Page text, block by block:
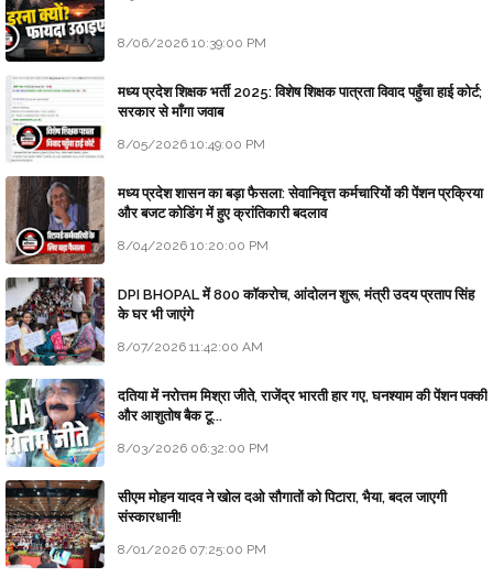
8/06/2026 10:39:00 PM
मध्य प्रदेश शिक्षक भर्ती 2025: विशेष शिक्षक पात्रता विवाद पहुँचा हाई कोर्ट;
सरकार से माँगा जवाब
8/05/2026 10:49:00 PM
मध्य प्रदेश शासन का बड़ा फैसला: सेवानिवृत्त कर्मचारियों की पेंशन प्रक्रिया
और बजट कोडिंग में हुए क्रांतिकारी बदलाव
8/04/2026 10:20:00 PM
DPI BHOPAL में 800 कॉकरोच, आंदोलन शुरू, मंत्री उदय प्रताप सिंह
के घर भी जाएंगे
8/07/2026 11:42:00 AM
दतिया में नरोत्तम मिश्रा जीते, राजेंद्र भारती हार गए, घनश्याम की पेंशन पक्की
और आशुतोष बैक टू...
8/03/2026 06:32:00 PM
सीएम मोहन यादव ने खोल दओ सौगातों को पिटारा, भैया, बदल जाएगी
संस्कारधानी!
8/01/2026 07:25:00 PM